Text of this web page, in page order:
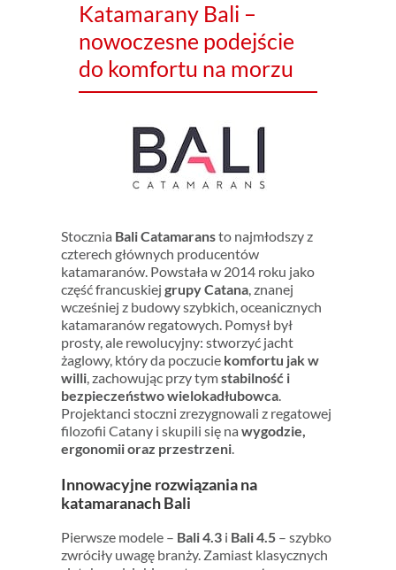
Katamarany Bali –
nowoczesne podejście
do komfortu na morzu
Stocznia Bali Catamaransto najmłodszy z
czterech głównych producentów
katamaranów. Powstała w 2014 roku jako
część francuskiej grupy Catana, znanej
wcześniej z budowy szybkich, oceanicznych
katamaranów regatowych. Pomysł był
prosty, ale rewolucyjny: stworzyć jacht
żaglowy, który da poczucie komfortu jak w
willi, zachowując przy tymstabilność i
bezpieczeństwo wielokadłubowca.
Projektanci stoczni zrezygnowali z regatowej
filozofii Catany i skupili się na wygodzie,
ergonomii oraz przestrzeni.
Innowacyjne rozwiązania na
katamaranach Bali
Pierwsze modele – Bali 4.3i Bali 4.5– szybko
zwróciły uwagę branży. Zamiast klasycznych